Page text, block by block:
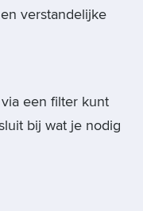
verstandelijke
een filter kunt
bij wat je nodig